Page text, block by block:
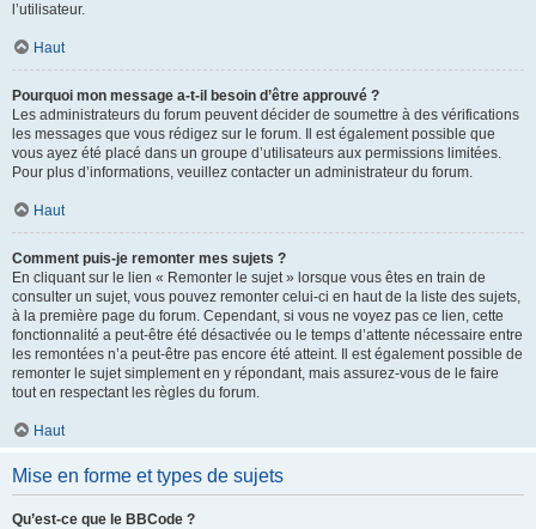
l’utilisateur.
Haut
Pourquoi mon message a-t-il besoin d’être approuvé ?
Les administrateurs du forum peuvent décider de soumettre à des vérifications
les messages que vous rédigez sur le forum. Il est également possible que
vous ayez été placé dans un groupe d’utilisateurs aux permissions limitées.
Pour plus d’informations, veuillez contacter un administrateur du forum.
Haut
Comment puis-je remonter mes sujets ?
En cliquant sur le lien « Remonter le sujet » lorsque vous êtes en train de
consulter un sujet, vous pouvez remonter celui-ci en haut de la liste des sujets,
à la première page du forum. Cependant, si vous ne voyez pas ce lien, cette
fonctionnalité a peut-être été désactivée ou le temps d’attente nécessaire entre
les remontées n’a peut-être pas encore été atteint. Il est également possible de
remonter le sujet simplement en y répondant, mais assurez-vous de le faire
tout en respectant les règles du forum.
Haut
Mise en forme et types de sujets
Qu’est-ce que le BBCode ?